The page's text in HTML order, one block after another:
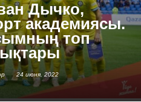
Дычко,
академиясы.
топ
24 июня, 2022